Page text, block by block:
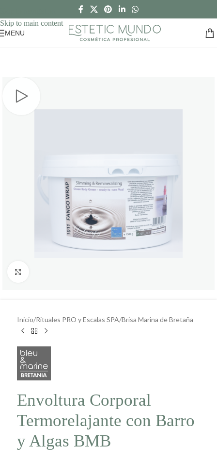
Skip to main content
MENU
Inicio/Rituales PRO y Escalas SPA/Brisa Marina de Bretaña
Envoltura Corporal
Termorelajante con Barro
y Algas BMB